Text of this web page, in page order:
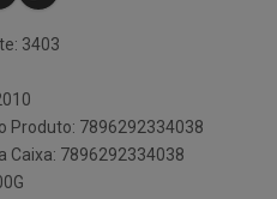
3403
Produto: 7896292334038
Caixa: 7896292334038